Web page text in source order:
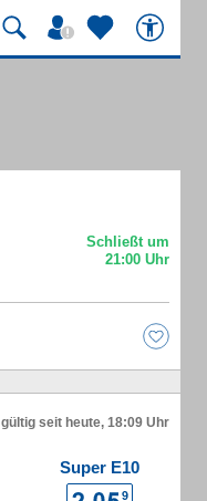
gültig seit heute, 18:09 Uhr
Super E10